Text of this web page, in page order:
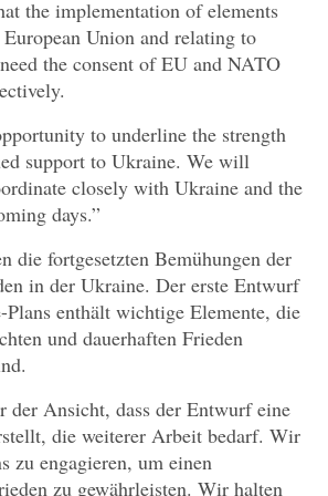
the implementation of elements
Union and relating to
the consent of EU and NATO
to underline the strength
support to Ukraine. We will
closely with Ukraine and the
days.”
die fortgesetzten Bemühungen der
in der Ukraine. Der erste Entwurf
Plans enthält wichtige Elemente, die
und dauerhaften Frieden
der Ansicht, dass der Entwurf eine
die weiterer Arbeit bedarf. Wir
zu engagieren, um einen
zu gewährleisten. Wir halten